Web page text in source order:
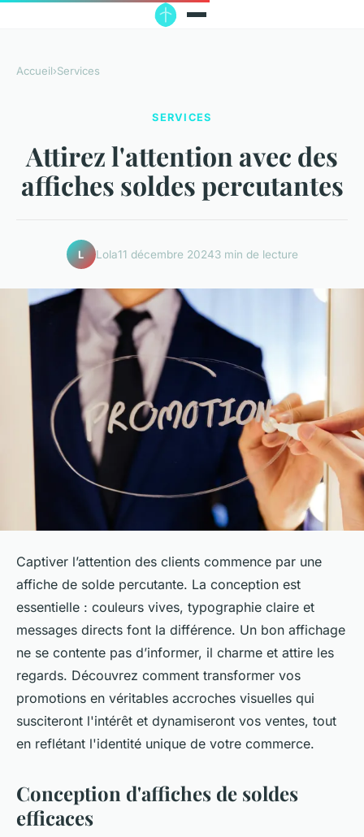
Accueil›Services
SERVICES
Attirez l'attention avec des
affiches soldes percutantes
L Lola11 décembre 20243 min de lecture
Captiver l’attention des clients commence par une
affiche de solde percutante. La conception est
essentielle : couleurs vives, typographie claire et
messages directs font la différence. Un bon affichage
ne se contente pas d’informer, il charme et attire les
regards. Découvrez comment transformer vos
promotions en véritables accroches visuelles qui
susciteront l'intérêt et dynamiseront vos ventes, tout
en reflétant l'identité unique de votre commerce.
Conception d'affiches de soldes
efficaces